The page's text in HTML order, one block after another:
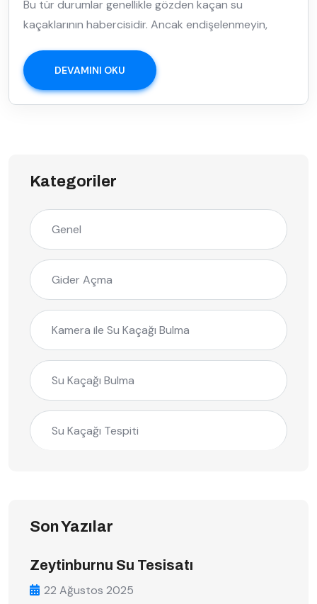
Bu tür durumlar genellikle gözden kaçan su
kaçaklarının habercisidir. Ancak endişelenmeyin,
DEVAMINI OKU
Kategoriler
Genel
Gider Açma
Kamera ile Su Kaçağı Bulma
Su Kaçağı Bulma
Su Kaçağı Tespiti
Son Yazılar
Zeytinburnu Su Tesisatı
22 Ağustos 2025